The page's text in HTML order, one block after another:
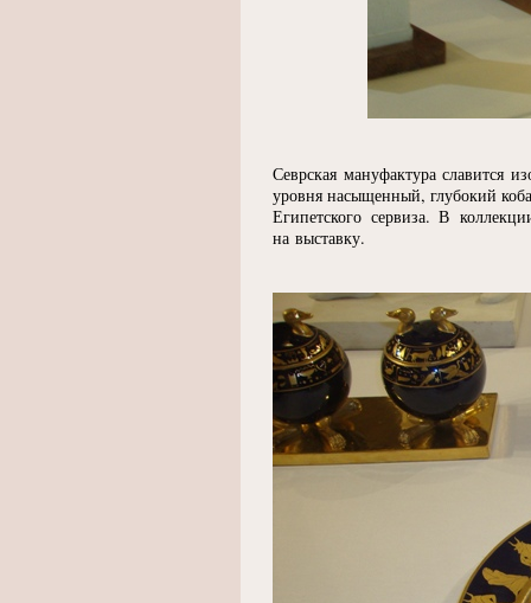
Севрская мануфактура славится
уровня насыщенный, глубокий
Египетского сервиза. В
на выставку.